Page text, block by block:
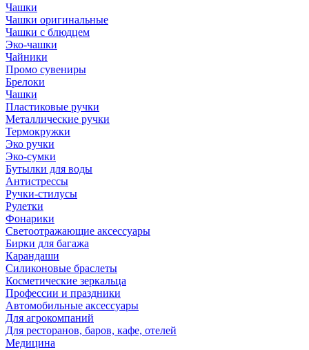
Чашки
Чашки оригинальные
Чашки с блюдцем
Эко-чашки
Чайники
Промо сувениры
Брелоки
Чашки
Пластиковые ручки
Металлические ручки
Термокружки
Эко ручки
Эко-сумки
Бутылки для воды
Антистрессы
Ручки-стилусы
Рулетки
Фонарики
Светоотражающие аксессуары
Бирки для багажа
Карандаши
Силиконовые браслеты
Косметические зеркальца
Профессии и праздники
Автомобильные аксессуары
Для агрокомпаний
Для ресторанов, баров, кафе, отелей
Медицина